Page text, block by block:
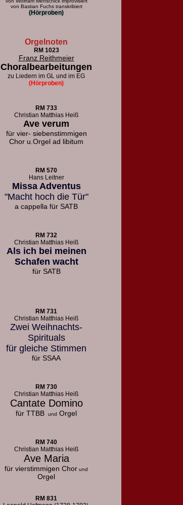
von Bastian Fuchs transkribiert
(Hörproben)
Orgelnoten
RM 1023
Franz Reithmeier
Choralbearbeitungen
zu Liedern im GL und im EG
(Hörproben)
RM 733
Christian Matthias Heiß
Ave verum
für vier- siebenstimmigen
Chor u. Orgel ad libitum
RM 570
Hans Leitner
Missa Adventus
"Macht hoch die Tür"
a cappella für SATB
RM 732
Christian Matthias Heiß
Als ich bei meinen
Schafen wacht
für SATB
RM 731
Christian Matthias Heiß
Zwei Weihnachts-
Spirituals
für gleiche Stimmen
für SSAA
RM 730
Christian Matthias Heiß
Cantate Domino
für TTBB und Orgel
RM 740
Christian Matthias Heiß
Ave Maria
für vierstimmigen Chor und
Orgel
RM 831